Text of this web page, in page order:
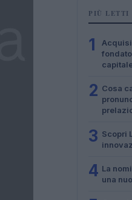
PIÙ LETTI
1
2 Cosa
3 Scopri
4 La
una